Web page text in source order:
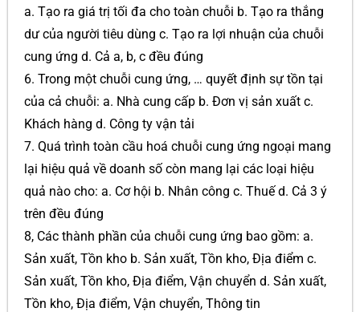
a. Tạo ra giá trị tối đa cho toàn chuỗi b. Tạo ra thắng
dư của người tiêu dùng c. Tạo ra lợi nhuận của chuỗi
cung ứng d. Cả a, b, c đều đúng
6. Trong một chuỗi cung ứng, … quyết định sự tồn tại
của cả chuỗi: a. Nhà cung cấp b. Đơn vị sản xuất c.
Khách hàng d. Công ty vận tải
7. Quá trình toàn cầu hoá chuỗi cung ứng ngoại mang
lại hiệu quả về doanh số còn mang lại các loại hiệu
quả nào cho: a. Cơ hội b. Nhân công c. Thuế d. Cả 3 ý
trên đều đúng
8, Các thành phần của chuỗi cung ứng bao gồm: a.
Sản xuất, Tồn kho b. Sản xuất, Tồn kho, Địa điểm c.
Sản xuất, Tồn kho, Địa điểm, Vận chuyển d. Sản xuất,
Tồn kho, Địa điểm, Vận chuyển, Thông tin